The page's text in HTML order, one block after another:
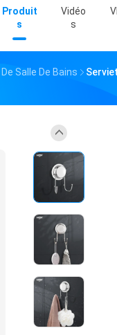
Produit
S
Vidéo
S
Salle De Bains